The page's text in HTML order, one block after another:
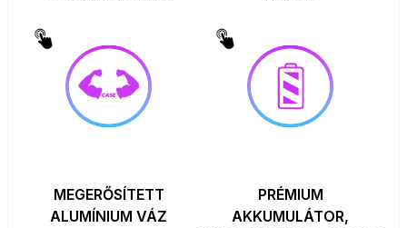
MEGERŐSÍTETT
ALUMÍNIUM VÁZ
PRÉMIUM
AKKUMULÁTOR,